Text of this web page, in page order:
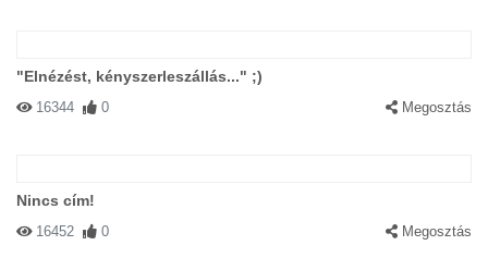
"Elnézést, kényszerleszállás..." ;)
16344 0 Megosztás
Nincs cím!
16452 0 Megosztás